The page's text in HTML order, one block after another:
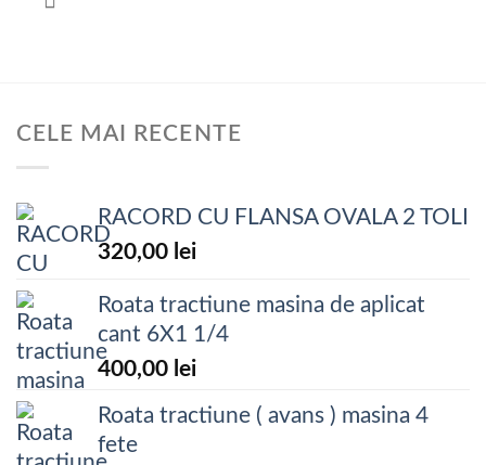
CELE MAI RECENTE
RACORD CU FLANSA OVALA 2 TOLI
320,00 lei
Roata tractiune masina de aplicat
cant 6X1 1/4
400,00 lei
Roata tractiune ( avans ) masina 4
fete